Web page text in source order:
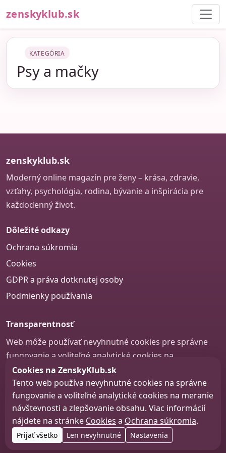
zenskyklub.sk
KATEGÓRIA
Psy a mačky
zenskyklub.sk
Moderný online magazín pre ženy – krása, zdravie,
vzťahy, psychológia, rodina, bývanie a inšpirácia pre
každodenný život.
Dôležité odkazy
Ochrana súkromia
Cookies
GDPR a práva dotknutej osoby
Podmienky používania
Transparentnosť
Web môže používať nevyhnutné cookies pre správne
fungovanie a voliteľné analytické cookies na
zlepšovanie obsahu a používateľskej skúsenosti.
Nastavenie cookies
© 2026 zenskyklub.sk
Web design, tvorba webu a SEO –Consultee, s.r.o.
Cookies na ZenskyKlub.sk
Tento web používa nevyhnutné cookies na správne
fungovanie a voliteľné analytické cookies na meranie
návštevnosti a zlepšovanie obsahu. Viac informácií
nájdete na stránke Cookies a Ochrana súkromia.
Prijať všetko Len nevyhnutné Nastavenia